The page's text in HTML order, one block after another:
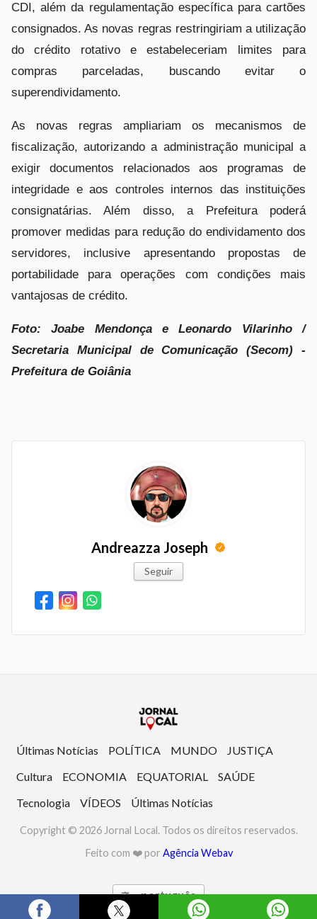
CDI, além da regulamentação específica para cartões
consignados. As novas regras restringiriam a utilização
do crédito rotativo e estabeleceriam limites para
compras parceladas, buscando evitar o
superendividamento.
As novas regras ampliariam os mecanismos de
fiscalização, autorizando a administração municipal a
exigir documentos relacionados aos programas de
integridade e aos controles internos das instituições
consignatárias. Além disso, a Prefeitura poderá
promover medidas para redução do endividamento dos
servidores, inclusive apresentando propostas de
portabilidade para operações com condições mais
vantajosas de crédito.
Foto: Joabe Mendonça e Leonardo Vilarinho /
Secretaria Municipal de Comunicação (Secom) -
Prefeitura de Goiânia
Andreazza Joseph
Seguir
Últimas Notícias POLÍTICA MUNDO
JUSTIÇA
Cultura
ECONOMIA EQUATORIAL
SAÚDE
Tecnologia
VÍDEOS Últimas Notícias
Copyright © 2026 Jornal Local. Todos os direitos reservados.
Feito com ❤️ por Agência Webav
 português